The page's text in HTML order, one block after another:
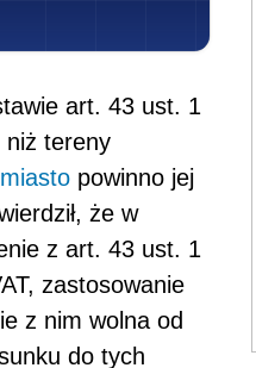
art. 43 ust. 1
niż tereny
miasto powinno jej
że w
z art. 43 ust. 1
zastosowanie
z nim wolna od
do tych